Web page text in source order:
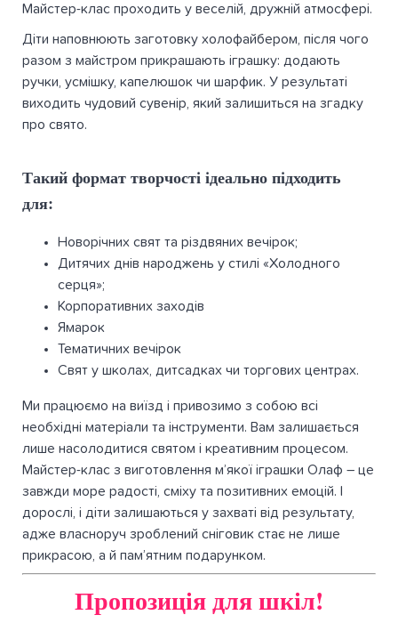
Майстер-клас проходить у веселій, дружній атмосфері.
Діти наповнюють заготовку холофайбером, після чого
разом з майстром прикрашають іграшку: додають
ручки, усмішку, капелюшок чи шарфик. У результаті
виходить чудовий сувенір, який залишиться на згадку
про свято.
Такий формат творчості ідеально підходить
для:
Новорічних свят та різдвяних вечірок;
Дитячих днів народжень у стилі «Холодного
серця»;
Корпоративних заходів
Ямарок
Тематичних вечірок
Свят у школах, дитсадках чи торгових центрах.
Ми працюємо на виїзд і привозимо з собою всі
необхідні матеріали та інструменти. Вам залишається
лише насолодитися святом і креативним процесом.
Майстер-клас з виготовлення м’якої іграшки Олаф – це
завжди море радості, сміху та позитивних емоцій. І
дорослі, і діти залишаються у захваті від результату,
адже власноруч зроблений сніговик стає не лише
прикрасою, а й пам’ятним подарунком.
Пропозиція для шкіл!